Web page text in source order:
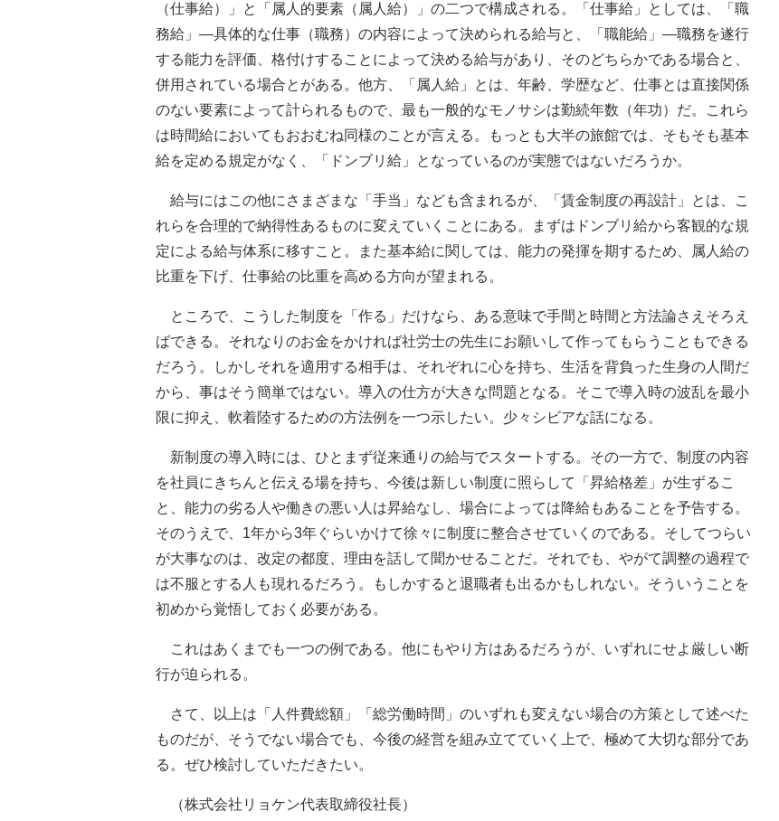
（仕事給）」と「属人的要素（属人給）」の二つで構成される。「仕事給」としては、「職
務給」―具体的な仕事（職務）の内容によって決められる給与と、「職能給」―職務を遂行
する能力を評価、格付けすることによって決める給与があり、そのどちらかである場合と、
併用されている場合とがある。他方、「属人給」とは、年齢、学歴など、仕事とは直接関係
のない要素によって計られるもので、最も一般的なモノサシは勤続年数（年功）だ。これら
は時間給においてもおおむね同様のことが言える。もっとも大半の旅館では、そもそも基本
給を定める規定がなく、「ドンブリ給」となっているのが実態ではないだろうか。
給与にはこの他にさまざまな「手当」なども含まれるが、「賃金制度の再設計」とは、こ
れらを合理的で納得性あるものに変えていくことにある。まずはドンブリ給から客観的な規
定による給与体系に移すこと。また基本給に関しては、能力の発揮を期するため、属人給の
比重を下げ、仕事給の比重を高める方向が望まれる。
ところで、こうした制度を「作る」だけなら、ある意味で手間と時間と方法論さえそろえ
ばできる。それなりのお金をかければ社労士の先生にお願いして作ってもらうこともできる
だろう。しかしそれを適用する相手は、それぞれに心を持ち、生活を背負った生身の人間だ
から、事はそう簡単ではない。導入の仕方が大きな問題となる。そこで導入時の波乱を最小
限に抑え、軟着陸するための方法例を一つ示したい。少々シビアな話になる。
新制度の導入時には、ひとまず従来通りの給与でスタートする。その一方で、制度の内容
を社員にきちんと伝える場を持ち、今後は新しい制度に照らして「昇給格差」が生ずるこ
と、能力の劣る人や働きの悪い人は昇給なし、場合によっては降給もあることを予告する。
そのうえで、1年から3年ぐらいかけて徐々に制度に整合させていくのである。そしてつらい
が大事なのは、改定の都度、理由を話して聞かせることだ。それでも、やがて調整の過程で
は不服とする人も現れるだろう。もしかすると退職者も出るかもしれない。そういうことを
初めから覚悟しておく必要がある。
これはあくまでも一つの例である。他にもやり方はあるだろうが、いずれにせよ厳しい断
行が迫られる。
さて、以上は「人件費総額」「総労働時間」のいずれも変えない場合の方策として述べた
ものだが、そうでない場合でも、今後の経営を組み立てていく上で、極めて大切な部分であ
る。ぜひ検討していただきたい。
（株式会社リョケン代表取締役社長）